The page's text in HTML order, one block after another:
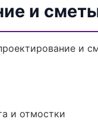
и
и
и отмостки